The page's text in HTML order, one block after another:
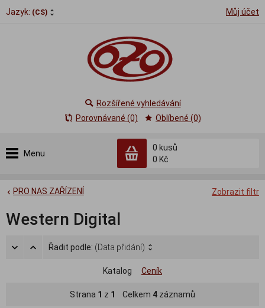
Jazyk: (CS) Můj účet
Menu
0 kusů
0 Kč
Rozšířené vyhledávání
Porovnávané (0)
Oblíbené (0)
Zobrazit filtr
PRO NAS ZAŘÍZENÍ
Western Digital
Řadit podle: (Data přidání)
Katalog Ceník
Strana 1 z 1 Celkem 4 záznamů